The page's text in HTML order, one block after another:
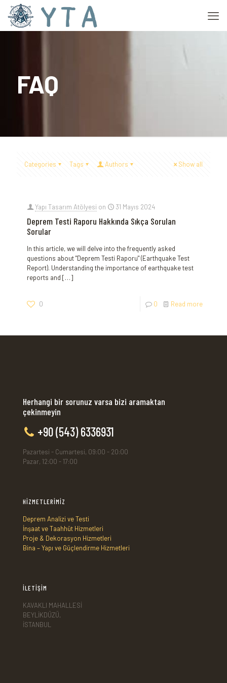
FAQ
Categories Tags Authors Show all
Yapı Tasarım Atölyesi on 31 Mayıs 2024
Deprem Testi Raporu Hakkında Sıkça Sorulan
Sorular
In this article, we will delve into the frequently asked
questions about "Deprem Testi Raporu" (Earthquake Test
Report). Understanding the importance of earthquake test
reports and […]
0 0 Read more
Herhangi bir sorunuz varsa bizi aramaktan
çekinmeyin
+90 (543) 6336931
Pazartesi - Cumartesi, 09:00 - 20:00
Pazar, 12:00 - 17:00
HİZMETLERİMİZ
Deprem Analizi ve Testi
İnşaat ve Taahhüt Hizmetleri
Proje & Dekorasyon Hizmetleri
Bina – Yapı ve Güçlendirme Hizmetleri
İLETİŞİM
KAVAKLI MAHALLESİ
BEYLİKDÜZÜ,
İSTANBUL